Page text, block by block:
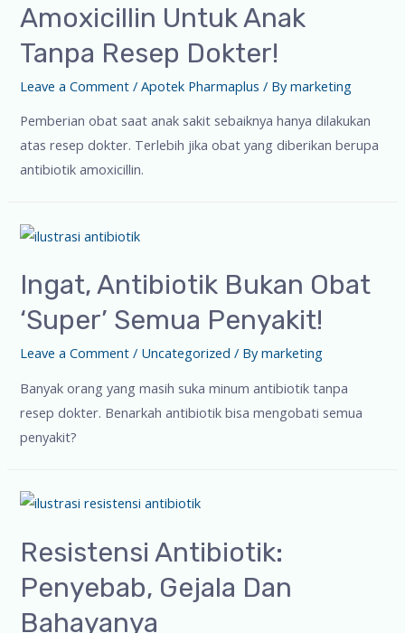
Amoxicillin Untuk Anak
Tanpa Resep Dokter!
Leave a Comment /Apotek Pharmaplus / Bymarketing
Pemberian obat saat anak sakit sebaiknya hanya dilakukan
atas resep dokter. Terlebih jika obat yang diberikan berupa
antibiotik amoxicillin.
Ingat, Antibiotik Bukan Obat
‘Super’ Semua Penyakit!
Leave a Comment / Uncategorized / Bymarketing
Banyak orang yang masih suka minum antibiotik tanpa
resep dokter. Benarkah antibiotik bisa mengobati semua
penyakit?
Resistensi Antibiotik:
Penyebab, Gejala Dan
Bahayanya